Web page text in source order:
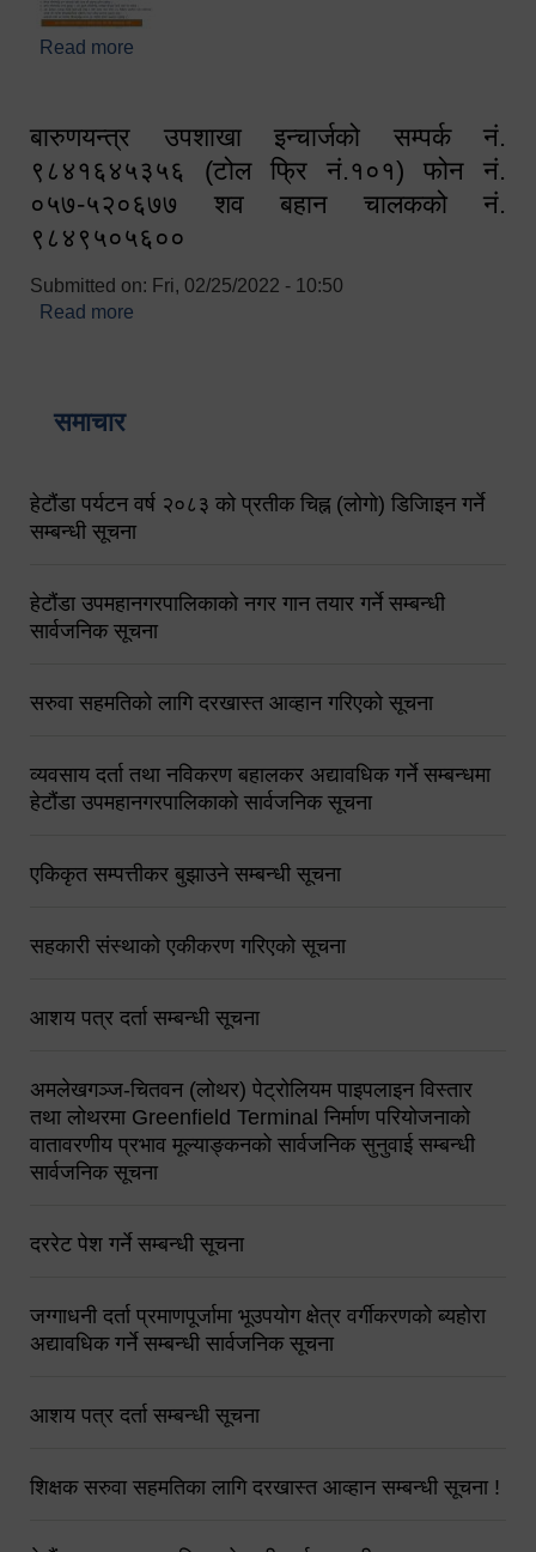
Read more
बारुणयन्त्र उपशाखा इन्चार्जको सम्पर्क नं.
९८४१६४५३५६ (टोल फ्रि नं.१०१) फोन नं.
०५७-५२०६७७ शव बहान चालकको नं.
९८४९५०५६००
Submitted on: Fri, 02/25/2022 - 10:50
Read more
समाचार
हेटौंडा पर्यटन वर्ष २०८३ को प्रतीक चिह्न (लोगो) डिजिाइन गर्ने
सम्बन्धी सूचना
हेटौंडा उपमहानगरपालिकाको नगर गान तयार गर्ने सम्बन्धी
सार्वजनिक सूचना
सरुवा सहमतिको लागि दरखास्त आव्हान गरिएको सूचना
व्यवसाय दर्ता तथा नविकरण बहालकर अद्यावधिक गर्ने सम्बन्धमा
हेटौंडा उपमहानगरपालिकाको सार्वजनिक सूचना
एकिकृत सम्पत्तीकर बुझाउने सम्बन्धी सूचना
सहकारी संस्थाको एकीकरण गरिएको सूचना
आशय पत्र दर्ता सम्बन्धी सूचना
अमलेखगञ्ज-चितवन (लोथर) पेट्रोलियम पाइपलाइन विस्तार
तथा लोथरमा Greenfield Terminal निर्माण परियोजनाको
वातावरणीय प्रभाव मूल्याङ्कनको सार्वजनिक सुनुवाई सम्बन्धी
सार्वजनिक सूचना
दररेट पेश गर्ने सम्बन्धी सूचना
जग्गाधनी दर्ता प्रमाणपूर्जामा भूउपयोग क्षेत्र वर्गीकरणको ब्यहोरा
अद्यावधिक गर्ने सम्बन्धी सार्वजनिक सूचना
आशय पत्र दर्ता सम्बन्धी सूचना
शिक्षक सरुवा सहमतिका लागि दरखास्त आव्हान सम्बन्धी सूचना !